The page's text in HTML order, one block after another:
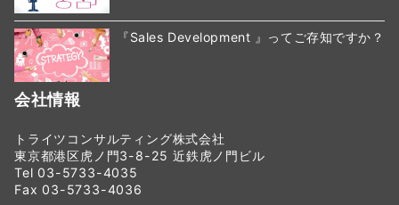
『Sales Development 』ってご存知ですか？
会社情報
トライツコンサルティング株式会社
東京都港区虎ノ門3-8-25 近鉄虎ノ門ビル
Tel 03-5733-4035
Fax 03-5733-4036